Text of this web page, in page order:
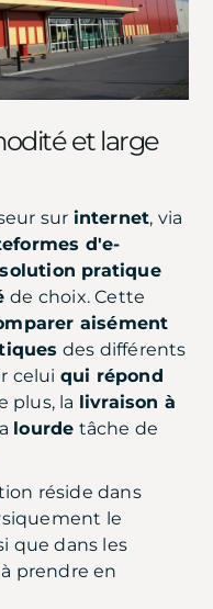
et large
sur internet, via
d'e-
solution pratique
de choix. Cette
aisément
des différents
celui qui répond
plus, la livraison à
lourde tâche de
réside dans
le
que dans les
à prendre en